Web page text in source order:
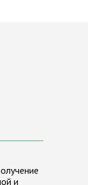
и
исторических игр